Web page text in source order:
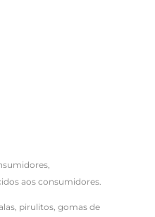
aos consumidores.
pirulitos, gomas de